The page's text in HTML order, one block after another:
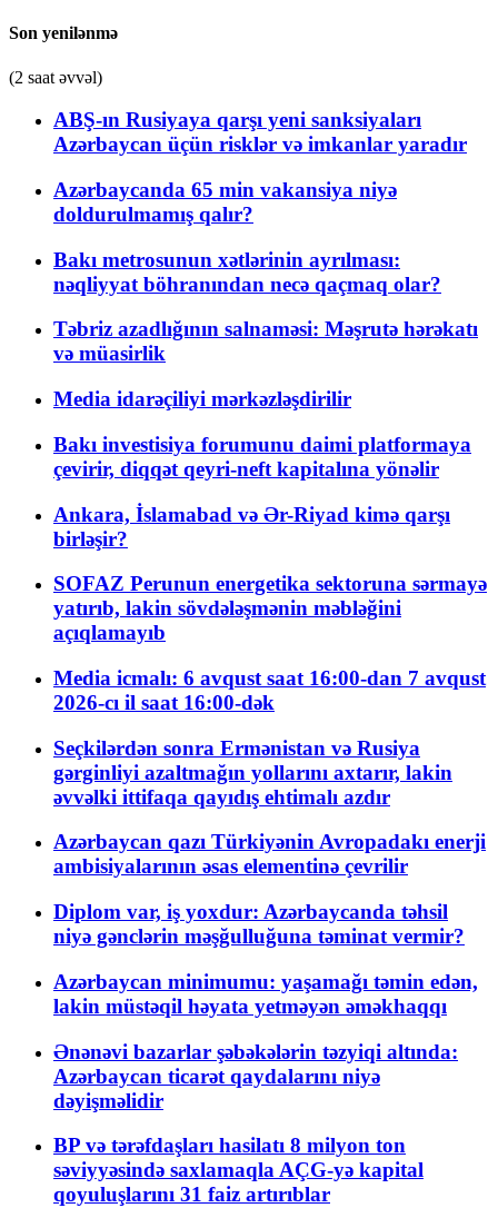
Son yenilənmə
(2 saat əvvəl)
ABŞ-ın Rusiyaya qarşı yeni sanksiyaları
Azərbaycan üçün risklər və imkanlar yaradır
Azərbaycanda 65 min vakansiya niyə
doldurulmamış qalır?
Bakı metrosunun xətlərinin ayrılması:
nəqliyyat böhranından necə qaçmaq olar?
Təbriz azadlığının salnaməsi: Məşrutə hərəkatı
və müasirlik
Media idarəçiliyi mərkəzləşdirilir
Bakı investisiya forumunu daimi platformaya
çevirir, diqqət qeyri-neft kapitalına yönəlir
Ankara, İslamabad və Ər-Riyad kimə qarşı
birləşir?
SOFAZ Perunun energetika sektoruna sərmayə
yatırıb, lakin sövdələşmənin məbləğini
açıqlamayıb
Media icmalı: 6 avqust saat 16:00-dan 7 avqust
2026-cı il saat 16:00-dək
Seçkilərdən sonra Ermənistan və Rusiya
gərginliyi azaltmağın yollarını axtarır, lakin
əvvəlki ittifaqa qayıdış ehtimalı azdır
Azərbaycan qazı Türkiyənin Avropadakı enerji
ambisiyalarının əsas elementinə çevrilir
Diplom var, iş yoxdur: Azərbaycanda təhsil
niyə gənclərin məşğulluğuna təminat vermir?
Azərbaycan minimumu: yaşamağı təmin edən,
lakin müstəqil həyata yetməyən əməkhaqqı
Ənənəvi bazarlar şəbəkələrin təzyiqi altında:
Azərbaycan ticarət qaydalarını niyə
dəyişməlidir
BP və tərəfdaşları hasilatı 8 milyon ton
səviyyəsində saxlamaqla AÇG-yə kapital
qoyuluşlarını 31 faiz artırıblar